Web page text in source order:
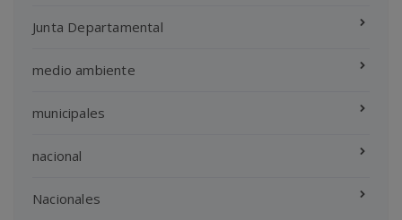
Junta Departamental
medio ambiente
municipales
nacional
Nacionales